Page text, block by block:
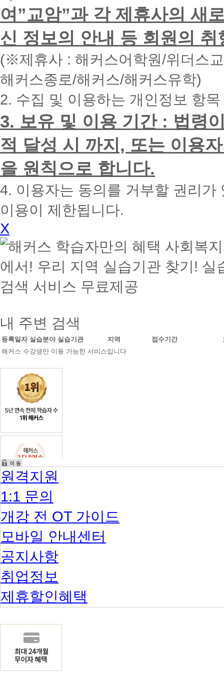
하
시
면
빠
른
간
내
에
화
드
리
겠
습
니
다.
여”교암”과 각 제휴사의 새
신 정보의 안내 등 회원의
(※제휴사 : 해커스어학원/위더스
해커스종로/해커스/해커스유학)
2. 수집 및 이용하는 개인정보 항
3. 보유 및 이용 기간 : 법령
적 달성 시 까지, 또는 이용
을 원칙으로 합니다.
4. 이용자는 동의를 거부할 권리
이용이 제한됩니다.
X
내 주변 검색
등록일자 실습분야 실습기관 지역 접수기간
해커스 수강생만 이용 가능한 서비스입니다
원격지원
1:1 문의
개강 전 OT 가이드
모바일 안내센터
공지사항
취업정보
제휴할인혜택